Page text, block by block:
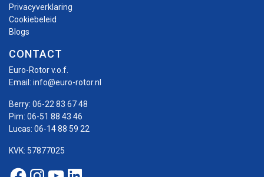
Privacyverklaring
Cookiebeleid
Blogs
CONTACT
Euro-Rotor v.o.f.
Email: info@euro-rotor.nl
Berry: 06-22 83 67 48
Pim: 06-51 88 43 46
Lucas: 06-14 88 59 22
KVK: 57877025